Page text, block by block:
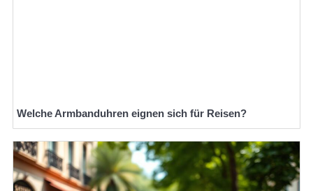
Welche Armbanduhren eignen sich für Reisen?